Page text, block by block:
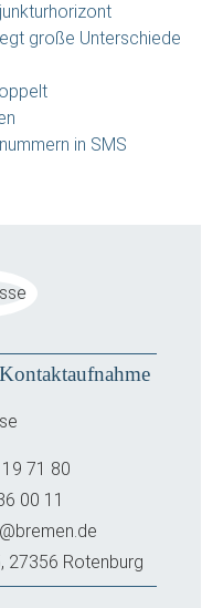
große Unterschiede
in SMS
71 80
00 11
27356 Rotenburg